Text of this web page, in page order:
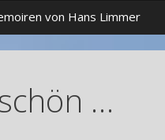
von Hans Limmer
…